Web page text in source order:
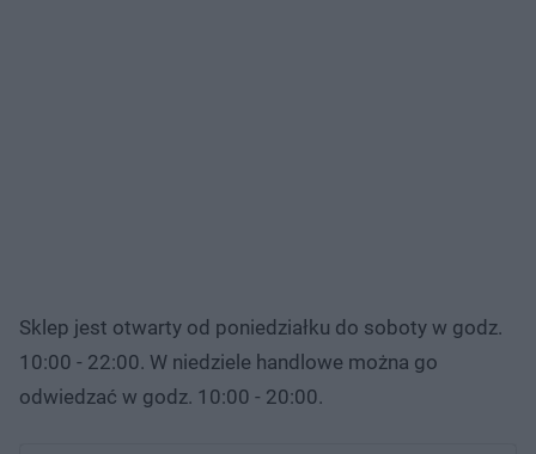
Sklep jest otwarty od poniedziałku do soboty w godz.
10:00 - 22:00. W niedziele handlowe można go
odwiedzać w godz. 10:00 - 20:00.